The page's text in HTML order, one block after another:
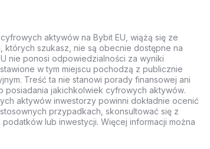
aktywów na Bybit EU, wiążą się ze
szukasz, nie są obecnie dostępne na
nie ponosi odpowiedzialności za wyniki
w tym miejscu pochodzą z publicznie
Treść ta nie stanowi porady finansowej ani
jakichkolwiek cyfrowych aktywów.
aktywów inwestorzy powinni dokładnie ocenić
przypadkach, skonsultować się z
lub inwestycji. Więcej informacji można